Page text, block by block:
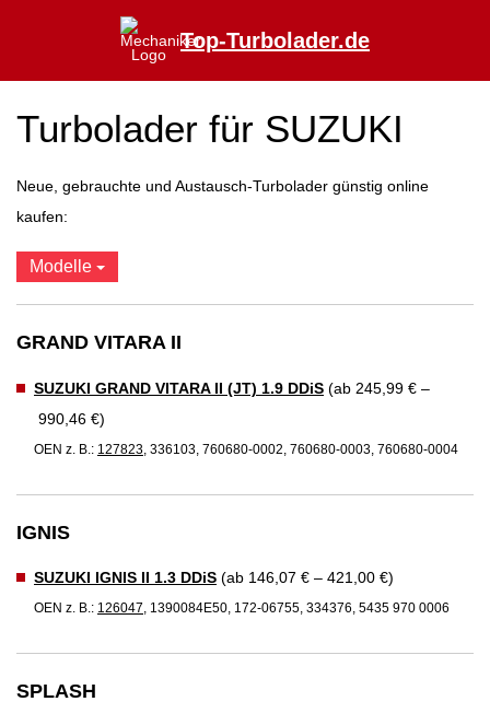
Top-Turbolader.de
Turbolader für SUZUKI
Neue, gebrauchte und Austausch-Turbolader günstig online
kaufen:
Modelle
GRAND VITARA II
SUZUKI GRAND VITARA II (JT) 1.9 DDiS (ab 245,99 € –
990,46 €)
OEN z. B.: 127823 , 336103, 760680-0002, 760680-0003, 760680-0004
IGNIS
SUZUKI IGNIS II 1.3 DDiS (ab 146,07 € – 421,00 €)
OEN z. B.: 126047 , 1390084E50, 172-06755, 334376, 5435 970 0006
SPLASH